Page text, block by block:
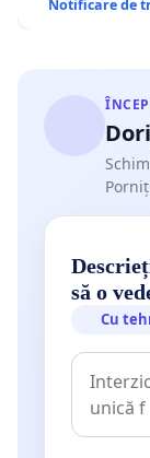
Notificare de
să o
Cu